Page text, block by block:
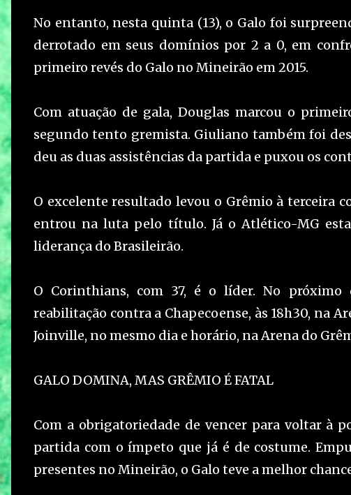
No entanto, nesta quinta (13), o Galo foi
derrotado em seus domínios por 2 a 0, em
primeiro revés do Galo no Mineirão em 2015.
Com atuação de gala, Douglas marcou o
segundo tento gremista. Giuliano também foi
deu as duas assistências da partida e puxou os
O excelente resultado levou o Grêmio à terceira
entrou na luta pelo título. Já o Atlético-MG
liderança do Brasileirão.
O Corinthians, com 37, é o líder. No
reabilitação contra a Chapecoense, às 18h30, na
Joinville, no mesmo dia e horário, na Arena do
GALO DOMINA, MAS GRÊMIO É FATAL
Com a obrigatoriedade de vencer para voltar à
partida com o ímpeto que já é de costume.
presentes no Mineirão, o Galo teve a melhor